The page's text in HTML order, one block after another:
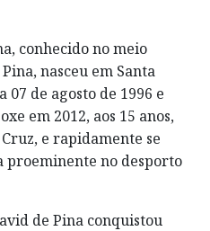
conhecido no meio
nasceu em Santa
07 de agosto de 1996 e
em 2012, aos 15 anos,
e rapidamente se
proeminente no desporto
de Pina conquistou